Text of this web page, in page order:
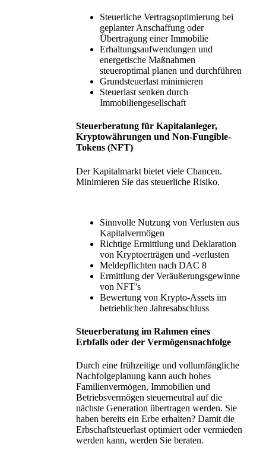
Steuerliche Vertragsoptimierung bei
geplanter Anschaffung oder
Übertragung einer Immobilie
Erhaltungsaufwendungen und
energetische Maßnahmen
steueroptimal planen und durchführen
Grundsteuerlast minimieren
Steuerlast senken durch
Immobiliengesellschaft
Steuerberatung für Kapitalanleger,
Kryptowährungen und Non-Fungible-
Tokens (NFT)
Der Kapitalmarkt bietet viele Chancen.
Minimieren Sie das steuerliche Risiko.
Sinnvolle Nutzung von Verlusten aus
Kapitalvermögen
Richtige Ermittlung und Deklaration
von Kryptoerträgen und -verlusten
Meldepflichten nach DAC 8
Ermittlung der Veräußerungsgewinne
von NFT’s
Bewertung von Krypto-Assets im
betrieblichen Jahresabschluss
Steuerberatung im Rahmen eines
Erbfalls oder der Vermögensnachfolge
Durch eine frühzeitige und vollumfängliche
Nachfolgeplanung kann auch hohes
Familienvermögen, Immobilien und
Betriebsvermögen steuerneutral auf die
nächste Generation übertragen werden. Sie
haben bereits ein Erbe erhalten? Damit die
Erbschaftsteuerlast optimiert oder vermieden
werden kann, werden Sie beraten.